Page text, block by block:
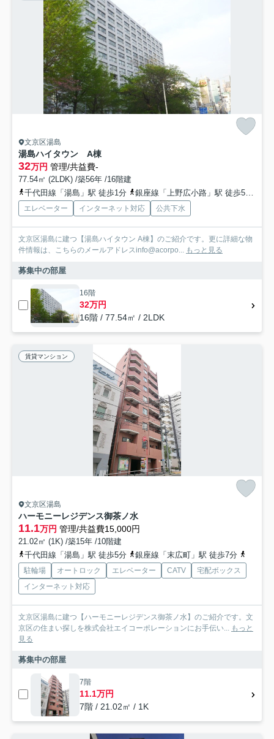
文京区湯島
湯島ハイタウン A棟
32万円 管理/共益費-
77.54㎡ (2LDK) /築56年 /16階建
千代田線「湯島」駅 徒歩1分
銀座線「上野広小路」駅 徒歩5分
エレベーター インターネット対応 公共下水
文京区湯島に建つ【湯島ハイタウン A棟】のご紹介です。更に詳細な物
件情報は、こちらのメールアドレスinfo@acorpo...
もっと見る
募集中の部屋
16階
32万円
16階 / 77.54㎡ / 2LDK
賃貸マンション
文京区湯島
ハーモニーレジデンス御茶ノ水
11.1万円 管理/共益費15,000円
21.02㎡ (1K) /築15年 /10階建
千代田線「湯島」駅 徒歩5分
銀座線「末広町」駅 徒歩7分
駐輪場 オートロック エレベーター CATV
宅配ボックス
インターネット対応
文京区湯島に建つ【ハーモニーレジデンス御茶ノ水】のご紹介です。文
京区の住まい探しを株式会社エイコーポレーションにお手伝い...
もっと
見る
募集中の部屋
7階
11.1万円
7階 / 21.02㎡ / 1K